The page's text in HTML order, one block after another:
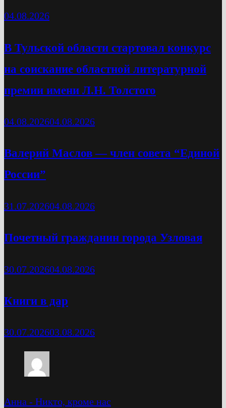
04.08.2026
В Тульской области стартовал конкурс
на соискание областной литературной
премии имени Л.Н. Толстого
04.08.202604.08.2026
Валерий Маслов — член совета “Единой
России”
31.07.202604.08.2026
Почетный гражданин города Узловая
30.07.202604.08.2026
Книги в дар
30.07.202603.08.2026
Анна - Никто, кроме нас